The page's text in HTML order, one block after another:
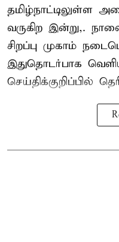
தமிழ்நாட்டிலுள்ள
வருகிற இன்று,.
சிறப்பு முகாம்
இதுதொடர்பாக
செய்திக்குறிப்பில்